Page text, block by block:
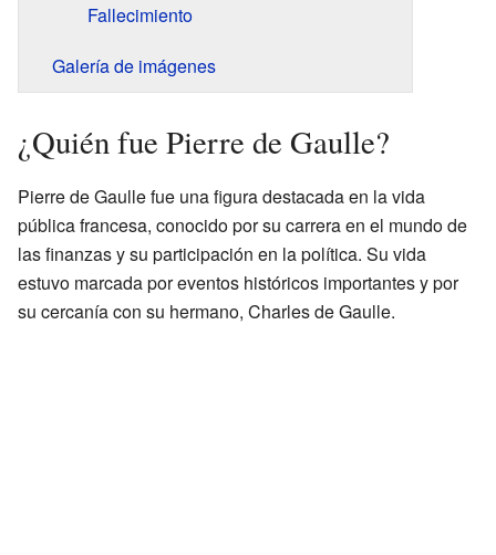
Fallecimiento
Galería de imágenes
¿Quién fue Pierre de Gaulle?
Pierre de Gaulle fue una figura destacada en la vida
pública francesa, conocido por su carrera en el mundo de
las finanzas y su participación en la política. Su vida
estuvo marcada por eventos históricos importantes y por
su cercanía con su hermano, Charles de Gaulle.